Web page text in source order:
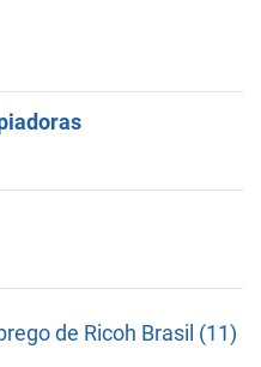
de Ricoh Brasil (11)